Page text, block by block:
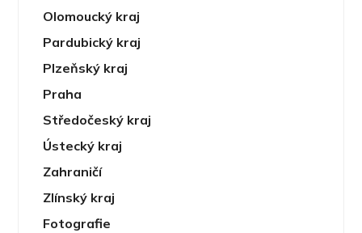
Olomoucký kraj
Pardubický kraj
Plzeňský kraj
Praha
Středočeský kraj
Ústecký kraj
Zahraničí
Zlínský kraj
Fotografie